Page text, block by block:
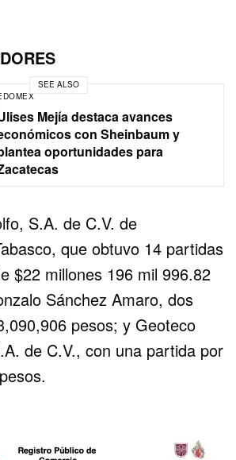
SEE ALSO
Mejía destaca avances
con Sheinbaum y
oportunidades para
S.A. de C.V. de
que obtuvo 14 partidas
$22 millones 196 mil 996.82
Sánchez Amaro, dos
pesos; y Geoteco
de C.V., con una partida por